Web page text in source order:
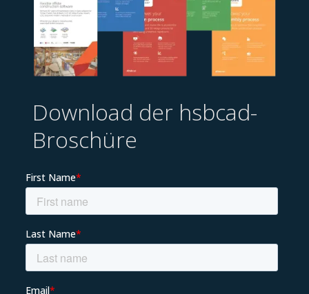
Download der hsbcad-
Broschüre